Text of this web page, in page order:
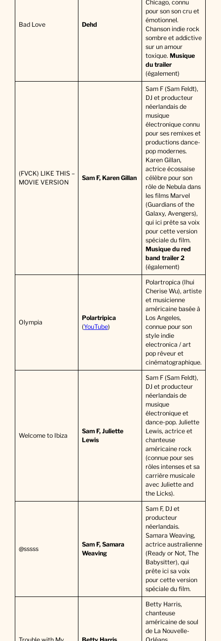
Bad Love Dehd
Chicago, connu
pour son son cru et
émotionnel.
Chanson indie rock
sombre et addictive
sur un amour
toxique. Musique
du trailer
(également)
(FVCK) LIKE THIS –
MOVIE VERSION
Sam F, Karen Gillan
Sam F (Sam Feldt),
DJ et producteur
néerlandais de
musique
électronique connu
pour ses remixes et
productions dance-
pop modernes.
Karen Gillan,
actrice écossaise
célèbre pour son
rôle de Nebula dans
les films Marvel
(Guardians of the
Galaxy, Avengers),
qui ici prête sa voix
pour cette version
spéciale du film.
Musique du red
band trailer 2
(également)
Olympia
Polartripica
(YouTube)
Polartropica (Ihui
Cherise Wu), artiste
et musicienne
américaine basée à
Los Angeles,
connue pour son
style indie
electronica / art
pop rêveur et
cinématographique.
Welcome to Ibiza
Sam F, Juliette
Lewis
Sam F (Sam Feldt),
DJ et producteur
néerlandais de
musique
électronique et
dance-pop. Juliette
Lewis, actrice et
chanteuse
américaine rock
(connue pour ses
rôles intenses et sa
carrière musicale
avec Juliette and
the Licks).
@sssss
Sam F, Samara
Weaving
Sam F, DJ et
producteur
néerlandais.
Samara Weaving,
actrice australienne
(Ready or Not, The
Babysitter), qui
prête ici sa voix
pour cette version
spéciale du film.
Betty Harris,
chanteuse
américaine de soul
de La Nouvelle-